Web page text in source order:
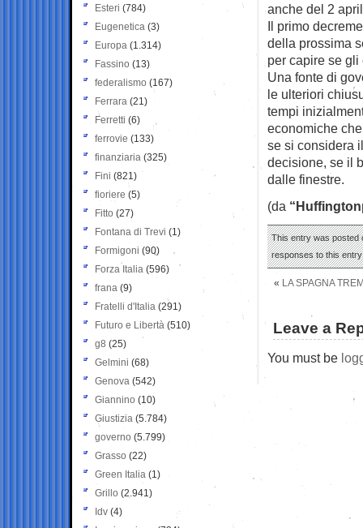
anche del 2
Il primo
della prossima
per capire se
Una fonte di
le ulteriori
tempi
economiche
se si considera
decisione, se il
dalle finestre.
(da
This entry was posted
responses to this
« LA SPAGNA
Leave a
You must be
Esteri (784)
Eugenetica (3)
Europa (1.314)
Fassino (13)
federalismo (167)
Ferrara (21)
Ferretti (6)
ferrovie (133)
finanziaria (325)
Fini (821)
fioriere (5)
Fitto (27)
Fontana di Trevi (1)
Formigoni (90)
Forza Italia (596)
frana (9)
Fratelli d'Italia (291)
Futuro e Libertà (510)
g8 (25)
Gelmini (68)
Genova (542)
Giannino (10)
Giustizia (5.784)
governo (5.799)
Grasso (22)
Green Italia (1)
Grillo (2.941)
Idv (4)